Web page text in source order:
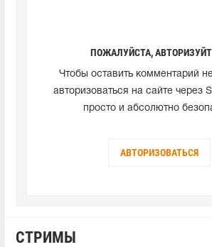
ПОЖАЛУЙСТА,
Чтобы оставить комментарий
авторизоваться на сайте через
просто и абсолютно
АВТОРИЗОВАТЬСЯ
СТРИМЫ